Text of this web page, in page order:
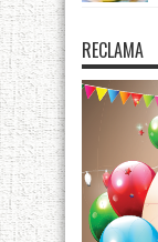
RECLAMA